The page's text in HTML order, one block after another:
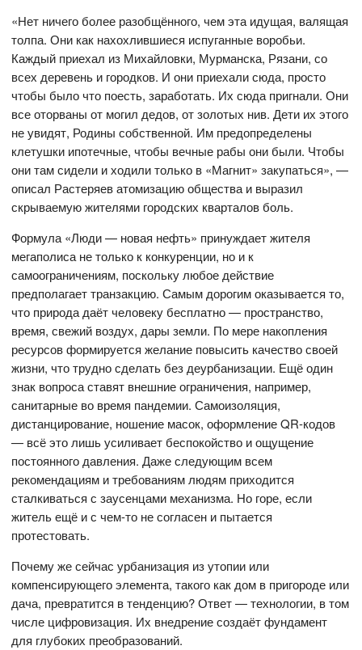
«Нет ничего более разобщённого, чем эта идущая, валящая
толпа. Они как нахохлившиеся испуганные воробьи.
Каждый приехал из Михайловки, Мурманска, Рязани, со
всех деревень и городков. И они приехали сюда, просто
чтобы было что поесть, заработать. Их сюда пригнали. Они
все оторваны от могил дедов, от золотых нив. Дети их этого
не увидят, Родины собственной. Им предопределены
клетушки ипотечные, чтобы вечные рабы они были. Чтобы
они там сидели и ходили только в «Магнит» закупаться», —
описал Растеряев атомизацию общества и выразил
скрываемую жителями городских кварталов боль.
Формула «Люди — новая нефть» принуждает жителя
мегаполиса не только к конкуренции, но и к
самоограничениям, поскольку любое действие
предполагает транзакцию. Самым дорогим оказывается то,
что природа даёт человеку бесплатно — пространство,
время, свежий воздух, дары земли. По мере накопления
ресурсов формируется желание повысить качество своей
жизни, что трудно сделать без деурбанизации. Ещё один
знак вопроса ставят внешние ограничения, например,
санитарные во время пандемии. Самоизоляция,
дистанцирование, ношение масок, оформление QR-кодов
— всё это лишь усиливает беспокойство и ощущение
постоянного давления. Даже следующим всем
рекомендациям и требованиям людям приходится
сталкиваться с заусенцами механизма. Но горе, если
житель ещё и с чем-то не согласен и пытается
протестовать.
Почему же сейчас урбанизация из утопии или
компенсирующего элемента, такого как дом в пригороде или
дача, превратится в тенденцию? Ответ — технологии, в том
числе цифровизация. Их внедрение создаёт фундамент
для глубоких преобразований.